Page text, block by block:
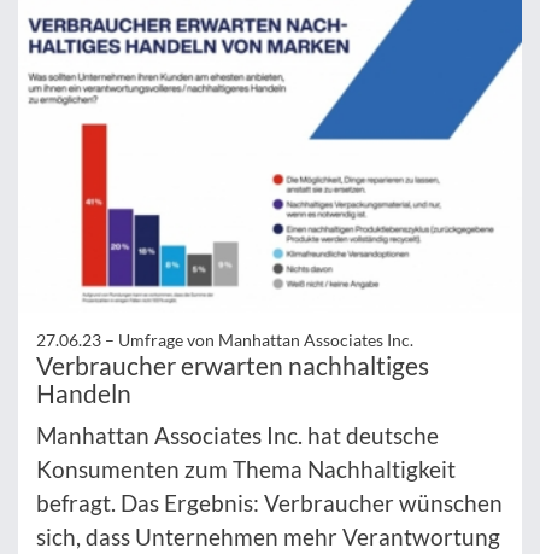
27.06.23 – Umfrage von Manhattan Associates Inc.
Verbraucher erwarten nachhaltiges
Handeln
Manhattan Associates Inc. hat deutsche
Konsumenten zum Thema Nachhaltigkeit
befragt. Das Ergebnis: Verbraucher wünschen
sich, dass Unternehmen mehr Verantwortung